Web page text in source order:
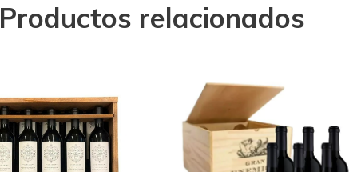
Productos relacionados